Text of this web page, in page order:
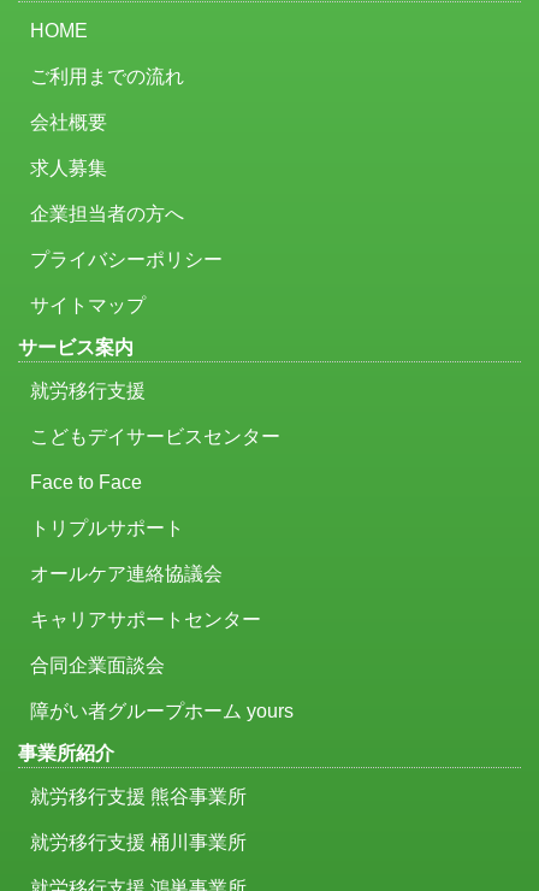
HOME
ご利用までの流れ
会社概要
求人募集
企業担当者の方へ
プライバシーポリシー
サイトマップ
サービス案内
就労移行支援
こどもデイサービスセンター
Face to Face
トリプルサポート
オールケア連絡協議会
キャリアサポートセンター
合同企業面談会
障がい者グループホーム yours
事業所紹介
就労移行支援 熊谷事業所
就労移行支援 桶川事業所